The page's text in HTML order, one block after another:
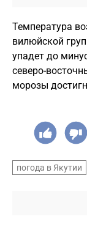
Температура
вилюйской
упадет до
северо-
морозы
погода в Якутии